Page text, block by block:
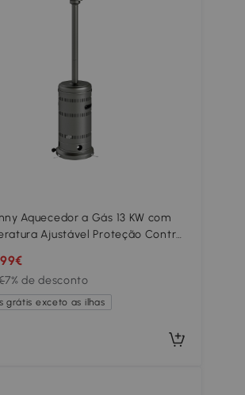
Aquecedor a Gás 13 KW com
Ajustável Proteção Contra
Ignição Piezoelétrica e Rodas
cm Cinzento
7% de desconto
grátis exceto as ilhas